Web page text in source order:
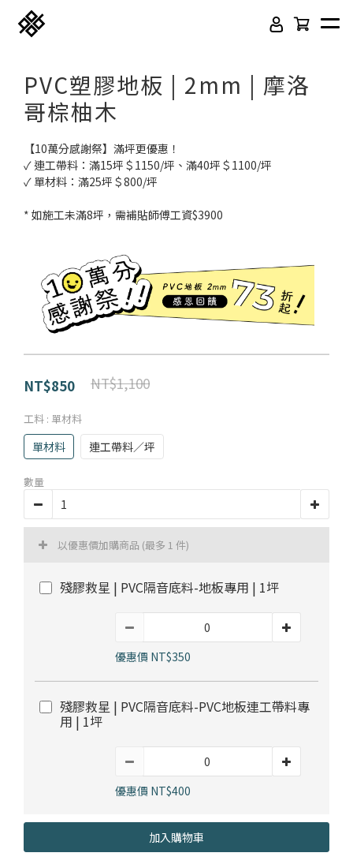
免膠科技木紋地板
PVC塑膠地板
立體纖維吸隔音板 吸音木格柵板
高密度隔音毯
韓國水貼壁紙 虹牌聯名水性乳膠漆
紐西蘭羊毛地毯 科技地毯
嬰幼兒爬爬地墊
居家改色貼膜
方塊壓縮沙發
部落格首頁 木地板知識
SPC石塑地板知識
壁紙DIY 壁紙挑選
油漆DIY 房間油漆
寵物關節保護
PVC塑膠地板 | 2mm | 摩洛
哥棕柚木
【10萬分感謝祭】滿坪更優惠！
✓ 連工帶料：滿15坪＄1150/坪、滿40坪＄1100/坪
✓ 單材料：滿25坪＄800/坪
* 如施工未滿8坪，需補貼師傅工資$3900
NT$1,100
NT$850
工料 : 單材料
單材料 連工帶料／坪
數量
以優惠價加購商品 (最多 1 件)
殘膠救星 | PVC隔音底料-地板專用 | 1坪
優惠價 NT$350
殘膠救星 | PVC隔音底料-PVC地板連工帶料專
用 | 1坪
優惠價 NT$400
加入購物車